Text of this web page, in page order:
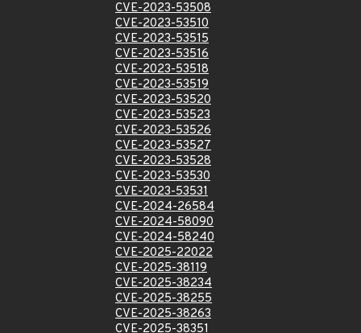
CVE-2023-53508
CVE-2023-53510
CVE-2023-53515
CVE-2023-53516
CVE-2023-53518
CVE-2023-53519
CVE-2023-53520
CVE-2023-53523
CVE-2023-53526
CVE-2023-53527
CVE-2023-53528
CVE-2023-53530
CVE-2023-53531
CVE-2024-26584
CVE-2024-58090
CVE-2024-58240
CVE-2025-22022
CVE-2025-38119
CVE-2025-38234
CVE-2025-38255
CVE-2025-38263
CVE-2025-38351